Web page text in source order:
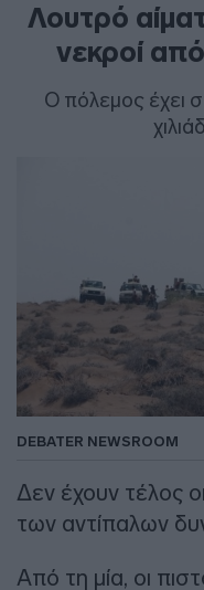
Λουτρό
νεκροί
Ο πόλεμος έχει
DEBATER NEWSROOM
Δεν έχουν τέλος
των αντίπαλων
Από τη μία, οι